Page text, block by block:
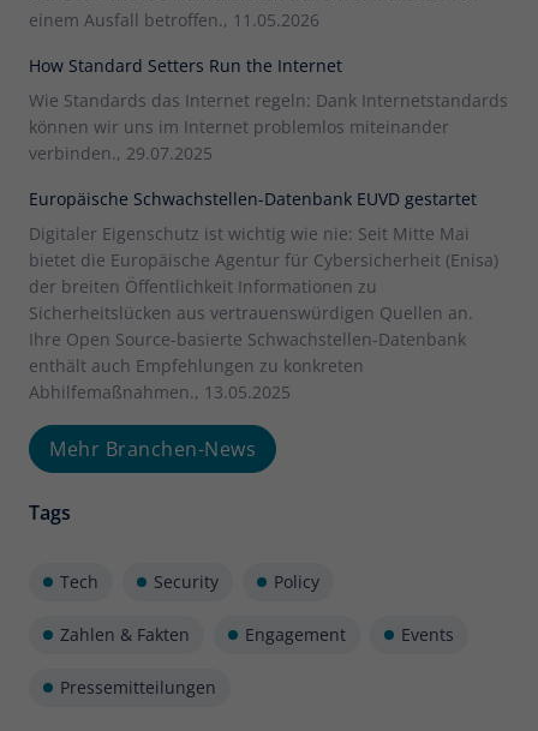
einem Ausfall betroffen., 11.05.2026
How Standard Setters Run the Internet
Wie Standards das Internet regeln: Dank Internetstandards
können wir uns im Internet problemlos miteinander
verbinden., 29.07.2025
Europäische Schwachstellen-Datenbank EUVD gestartet
Digitaler Eigenschutz ist wichtig wie nie: Seit Mitte Mai
bietet die Europäische Agentur für Cybersicherheit (Enisa)
der breiten Öffentlichkeit Informationen zu
Sicherheitslücken aus vertrauenswürdigen Quellen an.
Ihre Open Source-basierte Schwachstellen-Datenbank
enthält auch Empfehlungen zu konkreten
Abhilfemaßnahmen., 13.05.2025
Mehr Branchen-News
Tags
Tech Security Policy
Zahlen & Fakten Engagement Events
Pressemitteilungen